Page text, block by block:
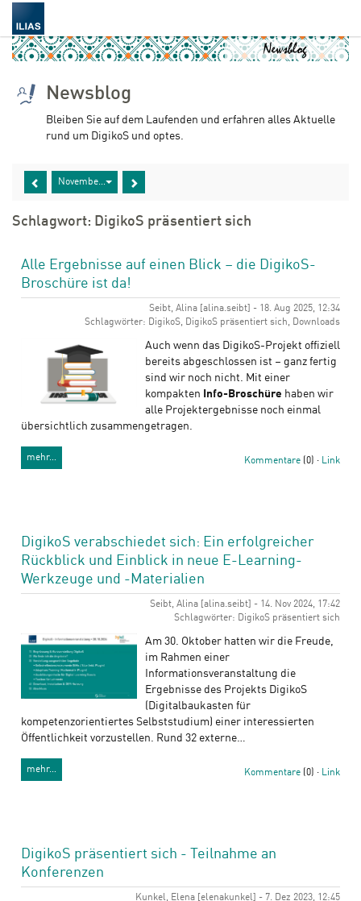
Newsblog
Bleiben Sie auf dem Laufenden und erfahren alles Aktuelle
rund um DigikoS und optes.
November 2024
Schlagwort: DigikoS präsentiert sich
Alle Ergebnisse auf einen Blick – die DigikoS-
Broschüre ist da!
Seibt, Alina [alina.seibt] - 18. Aug 2025, 12:34
Schlagwörter: DigikoS, DigikoS präsentiert sich, Downloads
Auch wenn das DigikoS-Projekt offiziell
bereits abgeschlossen ist – ganz fertig
sind wir noch nicht. Mit einer
kompakten Info-Broschüre haben wir
alle Projektergebnisse noch einmal
übersichtlich zusammengetragen.
mehr… Kommentare (0) · Link
DigikoS verabschiedet sich: Ein erfolgreicher
Rückblick und Einblick in neue E-Learning-
Werkzeuge und -Materialien
Seibt, Alina [alina.seibt] - 14. Nov 2024, 17:42
Schlagwörter: DigikoS präsentiert sich
Am 30. Oktober hatten wir die Freude,
im Rahmen einer
Informationsveranstaltung die
Ergebnisse des Projekts DigikoS
(Digitalbaukasten für
kompetenzorientiertes Selbststudium) einer interessierten
Öffentlichkeit vorzustellen. Rund 32 externe…
mehr… Kommentare (0) · Link
DigikoS präsentiert sich - Teilnahme an
Konferenzen
Kunkel, Elena [elenakunkel] - 7. Dez 2023, 12:45